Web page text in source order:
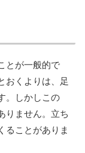
とが一般的で
おくよりは、足
。しかしこの
りません。立ち
ることがありま